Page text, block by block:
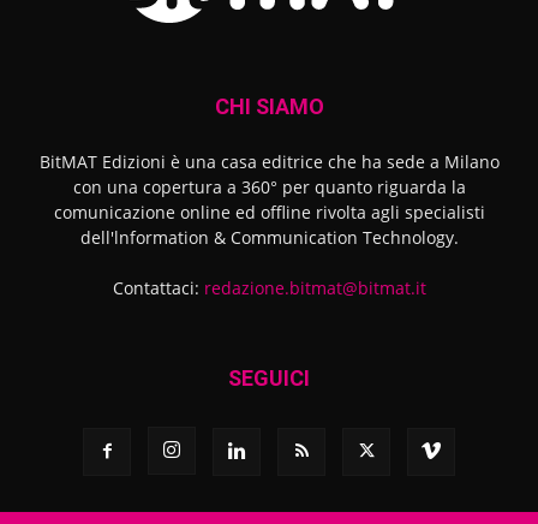
CHI SIAMO
BitMAT Edizioni è una casa editrice che ha sede a Milano
con una copertura a 360° per quanto riguarda la
comunicazione online ed offline rivolta agli specialisti
dell'lnformation & Communication Technology.
Contattaci: redazione.bitmat@bitmat.it
SEGUICI